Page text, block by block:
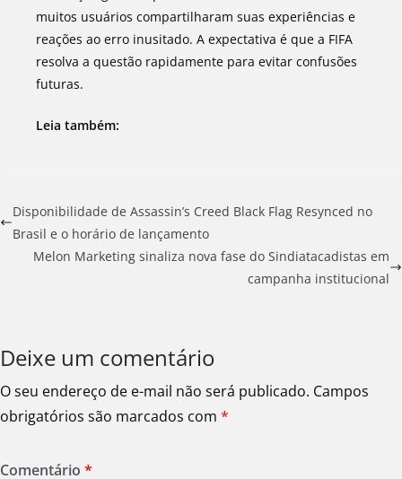
muitos usuários compartilharam suas experiências e
reações ao erro inusitado. A expectativa é que a FIFA
resolva a questão rapidamente para evitar confusões
futuras.
Leia também:
Disponibilidade de Assassin’s Creed Black Flag Resynced no
Brasil e o horário de lançamento
Melon Marketing sinaliza nova fase do Sindiatacadistas em
campanha institucional
Deixe um comentário
O seu endereço de e-mail não será publicado. Campos
obrigatórios são marcados com *
Comentário *